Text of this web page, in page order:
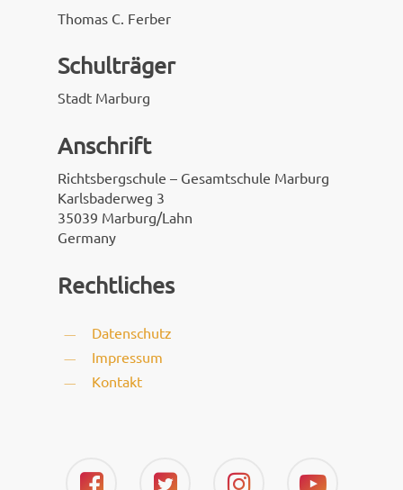
Thomas C. Ferber
Schulträger
Stadt Marburg
Anschrift
Richtsbergschule – Gesamtschule Marburg
Karlsbaderweg 3
35039 Marburg/Lahn
Germany
Rechtliches
Datenschutz
Impressum
Kontakt